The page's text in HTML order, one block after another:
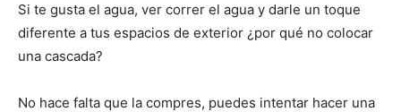
Si te gusta el agua, ver correr el agua y darle un toque
diferente a tus espacios de exterior ¿por qué no colocar
una cascada?
No hace falta que la compres, puedes intentar hacer una